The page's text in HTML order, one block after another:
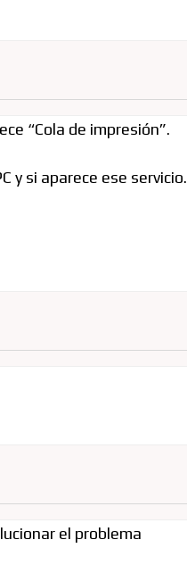
“Cola de impresión”.
y si aparece ese servicio.
el problema